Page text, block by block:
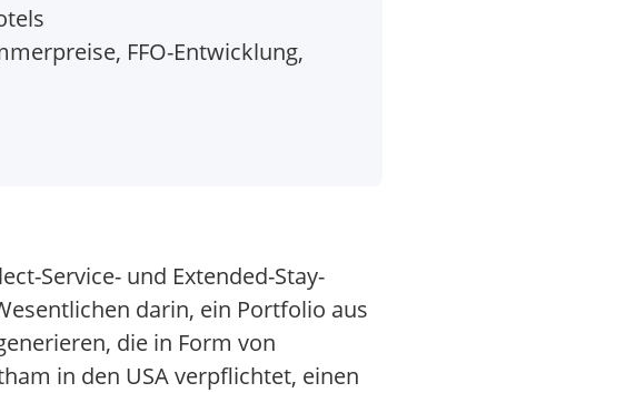
FFO-Entwicklung,
Service- und Extended-Stay-
darin, ein Portfolio aus
die in Form von
in den USA verpflichtet, einen